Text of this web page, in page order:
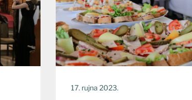
17. rujna 2023.